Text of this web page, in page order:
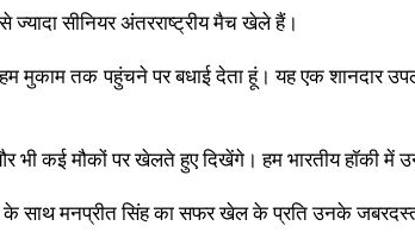
सीनियर अंतरराष्ट्रीय मैच खेले हैं।
मुकाम तक पहुंचने पर बधाई देता हूं। यह एक शानदार
कई मौकों पर खेलते हुए दिखेंगे। हम भारतीय हॉकी में
के साथ मनप्रीत सिंह का सफर खेल के प्रति उनके